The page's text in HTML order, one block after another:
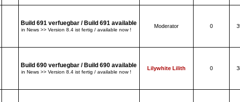
Build 691 verfuegbar / Build 691 available
in News >> Version 8.4 ist fertig / available now !
Moderator 0
Build 690 verfuegbar / Build 690 available
in News >> Version 8.4 ist fertig / available now !
Lilywhite Lilith 0